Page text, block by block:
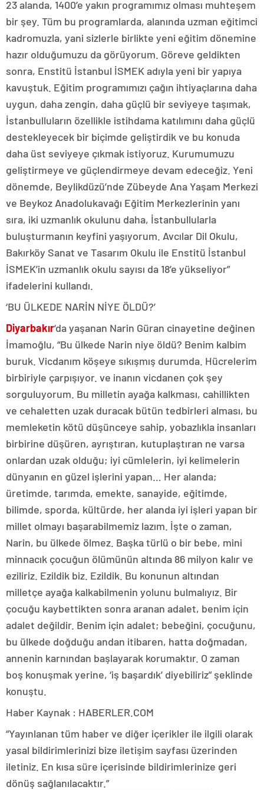
23 alanda, 1400’e yakın programımız olması muhteşem
bir şey. Tüm bu programlarda, alanında uzman eğitimci
kadromuzla, yani sizlerle birlikte yeni eğitim dönemine
hazır olduğumuzu da görüyorum. Göreve geldikten
sonra, Enstitü İstanbul İSMEK adıyla yeni bir yapıya
kavuştuk. Eğitim programımızı çağın ihtiyaçlarına daha
uygun, daha zengin, daha güçlü bir seviyeye taşımak,
İstanbulluların özellikle istihdama katılımını daha güçlü
destekleyecek bir biçimde geliştirdik ve bu konuda
daha üst seviyeye çıkmak istiyoruz. Kurumumuzu
geliştirmeye ve güçlendirmeye devam edeceğiz. Yeni
dönemde, Beylikdüzü’nde Zübeyde Ana Yaşam Merkezi
ve Beykoz Anadolukavağı Eğitim Merkezlerinin yanı
sıra, iki uzmanlık okulunu daha, İstanbullularla
buluşturmanın keyfini yaşıyorum. Avcılar Dil Okulu,
Bakırköy Sanat ve Tasarım Okulu ile Enstitü İstanbul
İSMEK’in uzmanlık okulu sayısı da 18’e yükseliyor”
ifadelerini kullandı.
‘BU ÜLKEDE NARİN NİYE ÖLDÜ?’
Diyarbakır‘da yaşanan Narin Güran cinayetine değinen
İmamoğlu, “Bu ülkede Narin niye öldü? Benim kalbim
buruk. Vicdanım köşeye sıkışmış durumda. Hücrelerim
birbiriyle çarpışıyor. ve inanın vicdanen çok şey
sorguluyorum. Bu milletin ayağa kalkması, cahillikten
ve cehaletten uzak duracak bütün tedbirleri alması, bu
memleketin kötü düşünceye sahip, yobazlıkla insanları
birbirine düşüren, ayrıştıran, kutuplaştıran ne varsa
onlardan uzak olduğu; iyi cümlelerin, iyi kelimelerin
dünyanın en güzel işlerini yapan… Her alanda;
üretimde, tarımda, emekte, sanayide, eğitimde,
bilimde, sporda, kültürde, her alanda iyi işleri yapan bir
millet olmayı başarabilmemiz lazım. İşte o zaman,
Narin, bu ülkede ölmez. Başka türlü o bir bebe, mini
minnacık çocuğun ölümünün altında 86 milyon kalır ve
eziliriz. Ezildik biz. Ezildik. Bu konunun altından
milletçe ayağa kalkabilmenin yolunu bulmalıyız. Bir
çocuğu kaybettikten sonra aranan adalet, benim için
adalet değildir. Benim için adalet; bebeğini, çocuğunu,
bu ülkede doğduğu andan itibaren, hatta doğmadan,
annenin karnından başlayarak korumaktır. O zaman
boş konuşmak yerine, ‘iş başardık’ diyebiliriz” şeklinde
konuştu.
Haber Kaynak : HABERLER.COM
“Yayınlanan tüm haber ve diğer içerikler ile ilgili olarak
yasal bildirimlerinizi bize iletişim sayfası üzerinden
iletiniz. En kısa süre içerisinde bildirimlerinize geri
dönüş sağlanılacaktır.”